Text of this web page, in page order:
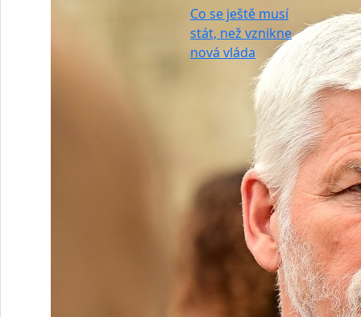
Co se ještě musí
stát, než vznikne
nová vláda